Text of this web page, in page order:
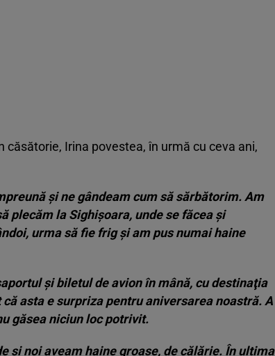
căsătorie, Irina povestea, în urmă cu ceva ani,
şi ne gândeam cum să sărbătorim. Am
plecăm la Sighişoara, unde se făcea şi
urma să fie frig şi am pus numai haine
şi biletul de avion în mână, cu destinaţia
asta e surpriza pentru aniversarea noastră. A
găsea niciun loc potrivit.
şi noi aveam haine groase, de călărie. În ultima